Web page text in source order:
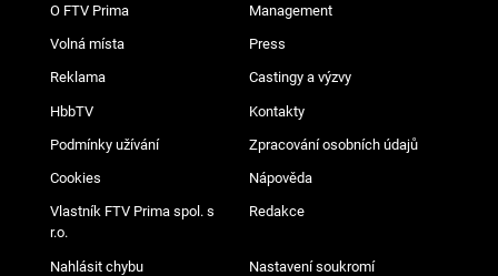
O FTV Prima Management
Volná místa Press
Reklama Castingy a výzvy
HbbTV Kontakty
Podmínky užívání Zpracování osobních údajů
Cookies Nápověda
Vlastník FTV Prima spol. s
r.o.
Redakce
Nahlásit chybu Nastavení soukromí